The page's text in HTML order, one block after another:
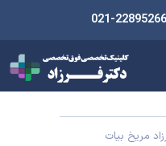
مریخ بیات